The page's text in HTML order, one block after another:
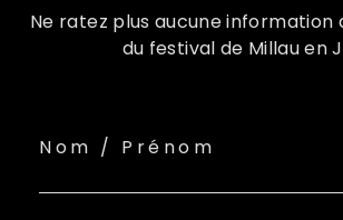
Ne ratez plus aucune information
du festival de Millau en
Nom / Prénom